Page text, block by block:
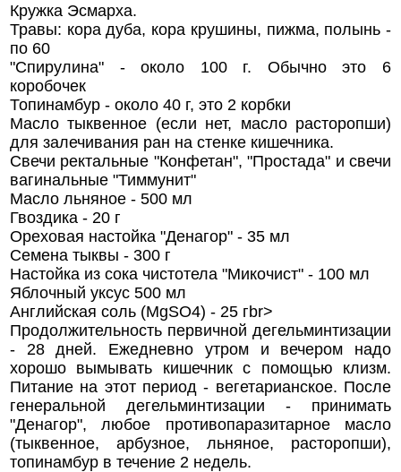
Кружка Эсмарха.
Травы: кора дуба, кора крушины, пижма, полынь -
по 60
"Спирулина" - около 100 г. Обычно это 6
коробочек
Топинамбур - около 40 г, это 2 корбки
Масло тыквенное (если нет, масло расторопши)
для залечивания ран на стенке кишечника.
Свечи ректальные "Конфетан", "Простада" и свечи
вагинальные "Тиммунит"
Масло льняное - 500 мл
Гвоздика - 20 г
Ореховая настойка "Денагор" - 35 мл
Семена тыквы - 300 г
Настойка из сока чистотела "Микочист" - 100 мл
Яблочный уксус 500 мл
Английская соль (MgSO4) - 25 гbr>
Продолжительность первичной дегельминтизации
- 28 дней. Ежедневно утром и вечером надо
хорошо вымывать кишечник с помощью клизм.
Питание на этот период - вегетарианское. После
генеральной дегельминтизации - принимать
"Денагор", любое противопаразитарное масло
(тыквенное, арбузное, льняное, раcторопши),
топинамбур в течение 2 недель.